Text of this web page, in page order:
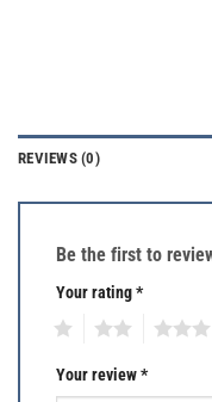
REVIEWS (0)
Be the first to
Your rating*
Your review*